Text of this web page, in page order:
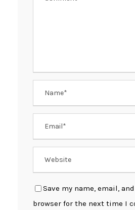
Save my name, email,
browser for the next time I